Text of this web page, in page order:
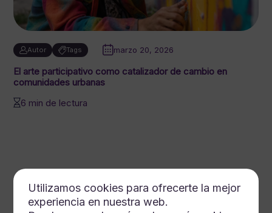
Autor Tags marzo 20, 2026
El arte participativo como catalizador de cambio en
comunidades urbanas
6 min de lectura
Utilizamos cookies para ofrecerte la mejor
experiencia en nuestra web.